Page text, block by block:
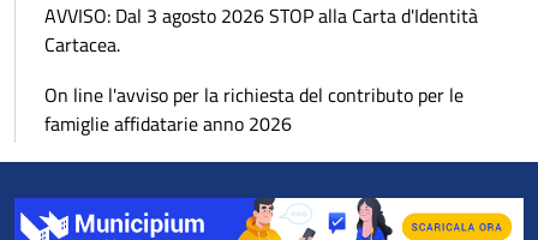
AVVISO: Dal 3 agosto 2026 STOP alla Carta d'Identità
Cartacea.
On line l'avviso per la richiesta del contributo per le
famiglie affidatarie anno 2026